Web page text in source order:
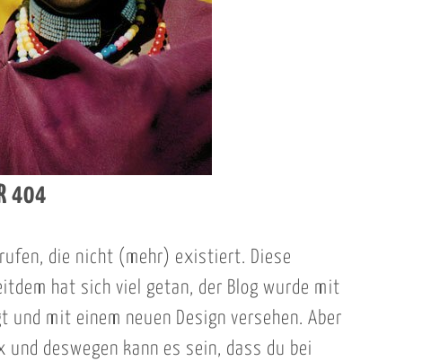
404
die nicht (mehr) existiert. Diese
hat sich viel getan, der Blog wurde mit
und mit einem neuen Design versehen. Aber
deswegen kann es sein, dass du bei